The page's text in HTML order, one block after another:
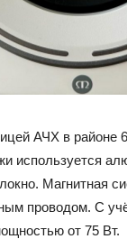
АЧХ в районе
используется
Магнитная
проводом. С
от 75 Вт.